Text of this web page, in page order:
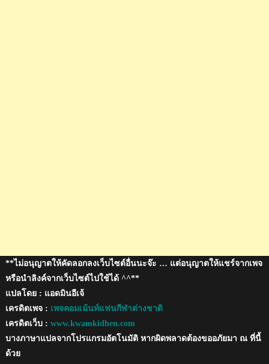
**ไม่อนุญาตให้คัดลอกลงเว็บไซต์อื่นนะจ๊ะ … แต่อนุญาตให้แชร์จากเพจ
หรือนำลิงค์จากเว็บไซต์ไปใช้ได้ ^^**
แปลโดย : แอดมินอีเจ้
เครดิตเพจ : เพจคอมเม้นท์แฟนกีฬาต่างชาติ
เครดิตเว็บ : www.kwamkidhen.com
บางภาษาแปลจากโปรแกรมอัตโนมัติ หากผิดพลาดต้องขออภัยมา ณ ที่นี้
ด้วย